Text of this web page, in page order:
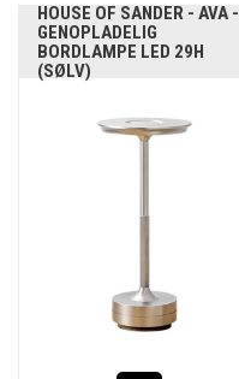
HOUSE OF SANDER - AVA -
GENOPLADELIG
BORDLAMPE LED 29H
(SØLV)